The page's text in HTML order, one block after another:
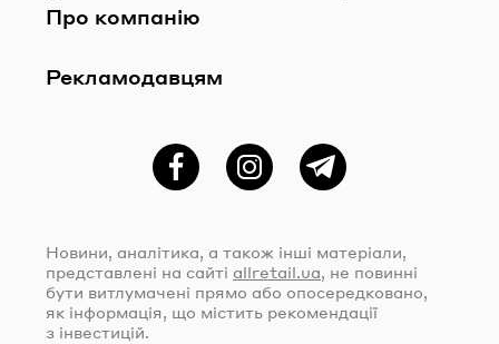
Про компанію
Рекламодавцям
ФейсбукInstagramTelegram
Новини, аналітика, а також інші матеріали,
представлені на сайті allretail.ua, не повинні
бути витлумачені прямо або опосередковано,
як інформація, що містить рекомендації
з інвестицій.